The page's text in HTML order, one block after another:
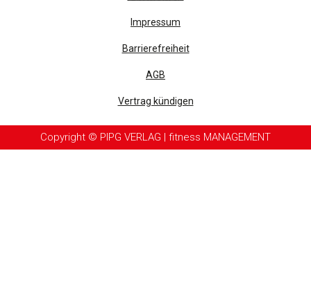
Impressum
Barrierefreiheit
AGB
Vertrag kündigen
Copyright © PIPG VERLAG | fitness MANAGEMENT